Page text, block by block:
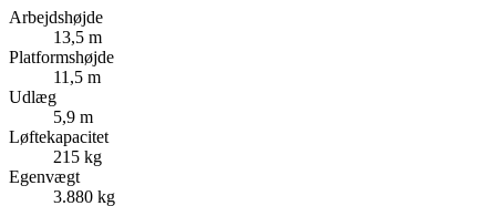
Arbejdshøjde
13,5 m
Platformshøjde
11,5 m
Udlæg
5,9 m
Løftekapacitet
215 kg
Egenvægt
3.880 kg